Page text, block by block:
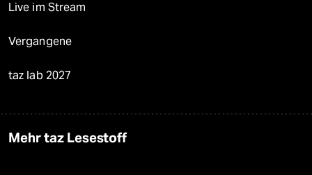
Live im Stream
Vergangene
taz lab 2027
Mehr taz Lesestoff